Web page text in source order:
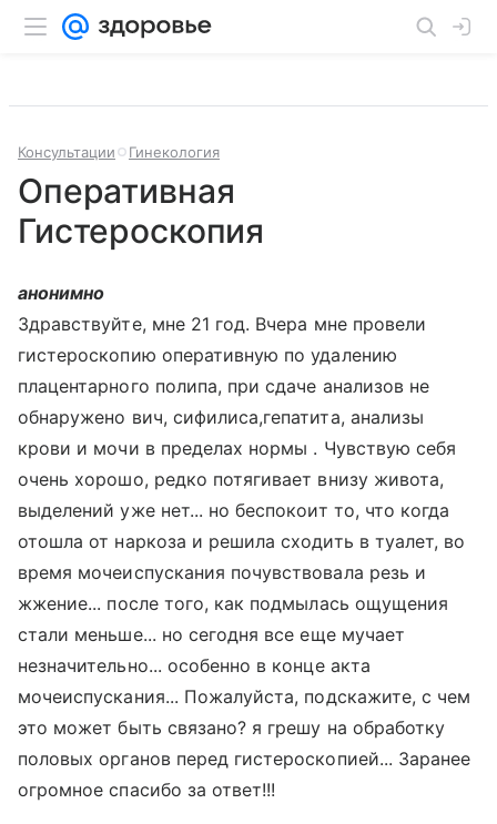
Консультации Гинекология
Оперативная
Гистероскопия
анонимно
Здравствуйте, мне 21 год. Вчера мне провели
гистероскопию оперативную по удалению
плацентарного полипа, при сдаче анализов не
обнаружено вич, сифилиса,гепатита, анализы
крови и мочи в пределах нормы . Чувствую себя
очень хорошо, редко потягивает внизу живота,
выделений уже нет... но беспокоит то, что когда
отошла от наркоза и решила сходить в туалет, во
время мочеиспускания почувствовала резь и
жжение... после того, как подмылась ощущения
стали меньше... но сегодня все еще мучает
незначительно... особенно в конце акта
мочеиспускания... Пожалуйста, подскажите, с чем
это может быть связано? я грешу на обработку
половых органов перед гистероскопией... Заранее
огромное спасибо за ответ!!!